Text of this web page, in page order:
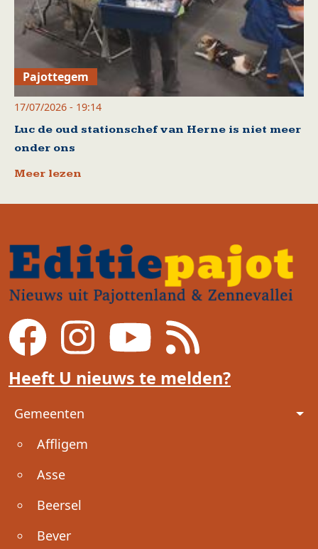
Pajottegem
17/07/2026 - 19:14
Luc de oud stationschef van Herne is niet meer
onder ons
Meer lezen
Heeft U nieuws te melden?
Voet
Gemeenten
Affligem
Asse
Beersel
Bever